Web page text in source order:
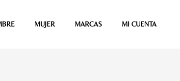
MUJER MARCAS MI CUENTA